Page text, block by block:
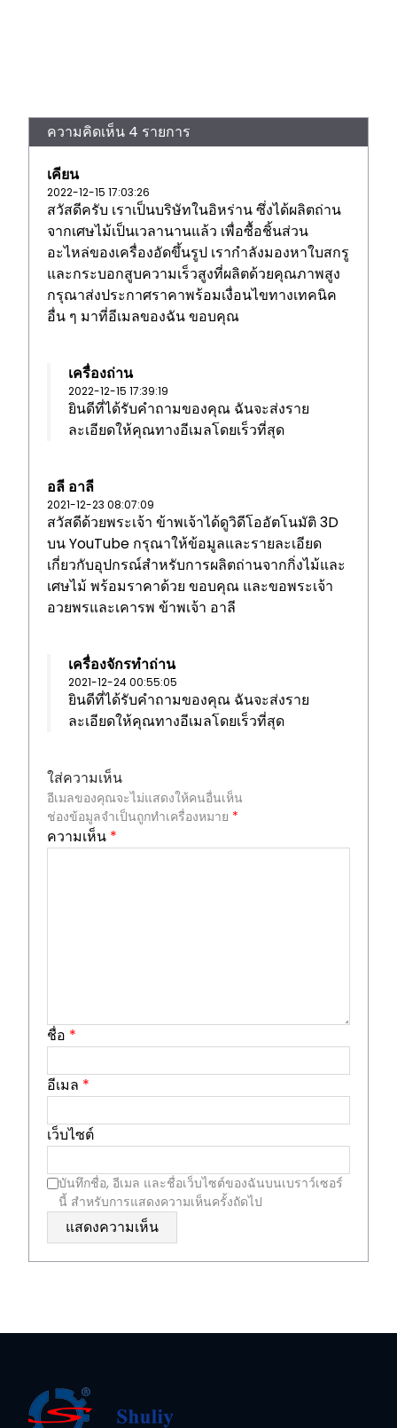
ความคิดเห็น 4 รายการ
เคียน
2022-12-15 17:03:26
สวัสดีครับ เราเป็นบริษัทในอิหร่าน ซึ่งได้ผลิตถ่าน
จากเศษไม้เป็นเวลานานแล้ว เพื่อซื้อชิ้นส่วน
อะไหล่ของเครื่องอัดขึ้นรูป เรากำลังมองหาใบสกรู
และกระบอกสูบความเร็วสูงที่ผลิตด้วยคุณภาพสูง
กรุณาส่งประกาศราคาพร้อมเงื่อนไขทางเทคนิค
อื่น ๆ มาที่อีเมลของฉัน ขอบคุณ
เครื่องถ่าน
2022-12-15 17:39:19
ยินดีที่ได้รับคำถามของคุณ ฉันจะส่งราย
ละเอียดให้คุณทางอีเมลโดยเร็วที่สุด
อลี อาลี
2021-12-23 08:07:09
สวัสดีด้วยพระเจ้า ข้าพเจ้าได้ดูวิดีโออัตโนมัติ 3D
บน YouTube กรุณาให้ข้อมูลและรายละเอียด
เกี่ยวกับอุปกรณ์สำหรับการผลิตถ่านจากกิ่งไม้และ
เศษไม้ พร้อมราคาด้วย ขอบคุณ และขอพระเจ้า
อวยพรและเคารพ ข้าพเจ้า อาลี
เครื่องจักรทำถ่าน
2021-12-24 00:55:05
ยินดีที่ได้รับคำถามของคุณ ฉันจะส่งราย
ละเอียดให้คุณทางอีเมลโดยเร็วที่สุด
ใส่ความเห็น
อีเมลของคุณจะไม่แสดงให้คนอื่นเห็น
ช่องข้อมูลจำเป็นถูกทำเครื่องหมาย *
ความเห็น *
ชื่อ *
อีเมล *
เว็บไซต์
บันทึกชื่อ, อีเมล และชื่อเว็บไซต์ของฉันบนเบราว์เซอร์
นี้ สำหรับการแสดงความเห็นครั้งถัดไป